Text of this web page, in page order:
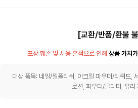
[교환/반품/환불
포장 훼손 및 사용 흔적으로 인해 상품 가치
대상 품목: 네일/젤폴리쉬, 아크릴 파우더/리퀴드,
로션, 파우더/글리터, 유리